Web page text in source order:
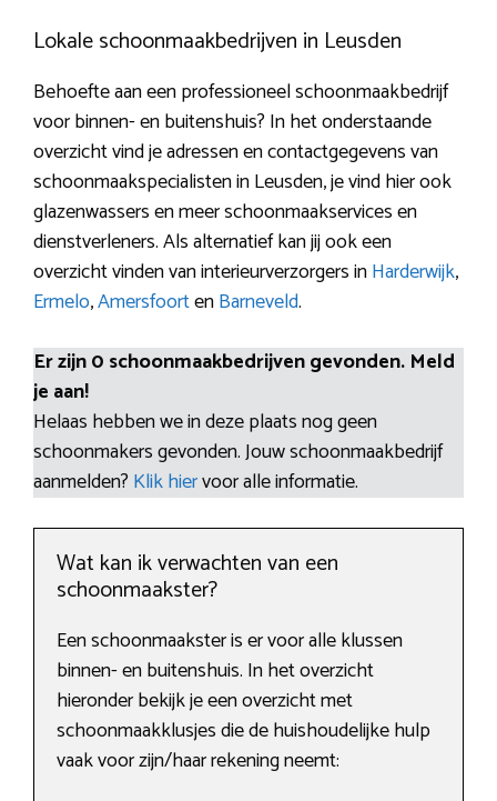
Lokale schoonmaakbedrijven in Leusden
Behoefte aan een professioneel schoonmaakbedrijf
voor binnen- en buitenshuis? In het onderstaande
overzicht vind je adressen en contactgegevens van
schoonmaakspecialisten in Leusden, je vind hier ook
glazenwassers en meer schoonmaakservices en
dienstverleners. Als alternatief kan jij ook een
overzicht vinden van interieurverzorgers inHarderwijk,
Ermelo,AmersfoortenBarneveld.
Er zijn 0 schoonmaakbedrijven gevonden. Meld
je aan!
Helaas hebben we in deze plaats nog geen
schoonmakers gevonden. Jouw schoonmaakbedrijf
aanmelden? Klik hiervoor alle informatie.
Wat kan ik verwachten van een
schoonmaakster?
Een schoonmaakster is er voor alle klussen
binnen- en buitenshuis. In het overzicht
hieronder bekijk je een overzicht met
schoonmaakklusjes die de huishoudelijke hulp
vaak voor zijn/haar rekening neemt: